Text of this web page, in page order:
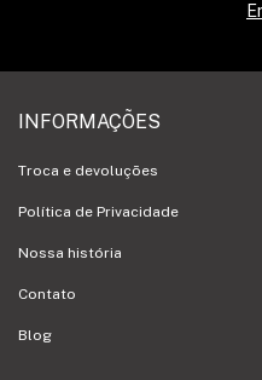
INFORMAÇÕES
Troca e devoluções
Política de Privacidade
Nossa história
Contato
Blog